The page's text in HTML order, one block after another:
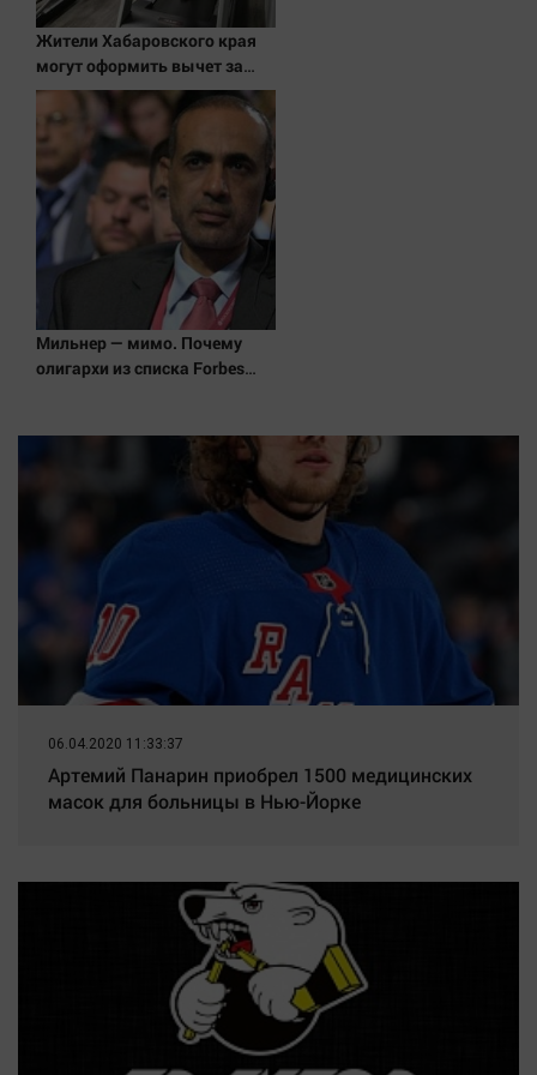
Обсуждаем
Отдых
Персона
Последняя инстанция
Светская жизнь
Тенденции
Точка на карте
Жители Хабаровского края
могут оформить вычет за
расходы на занятия спортом
Мильнер — мимо. Почему
олигархи из списка Forbes
06.04.2020 11:33:37
Артемий Панарин приобрел 1500 медицинских
масок для больницы в Нью-Йорке